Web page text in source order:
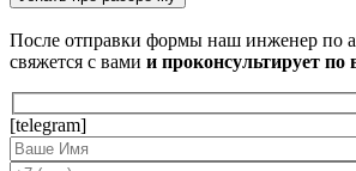
После отправки формы наш инженер по
свяжется с вами и проконсультирует по
[telegram]